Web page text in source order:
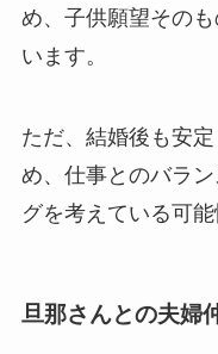
め、子供願望その
います。
ただ、結婚後も安
め、仕事とのバラ
グを考えている可能
旦那さんとの夫婦